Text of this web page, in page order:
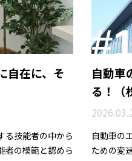
自在に、そ
る技能者の中から
者の模範と認めら
自動車
る！（
自動車の
ための変